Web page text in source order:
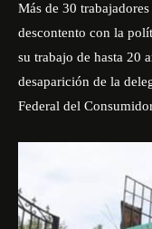
Más de 30
descontento con la
su trabajo de hasta 20
desaparición de la
Federal del